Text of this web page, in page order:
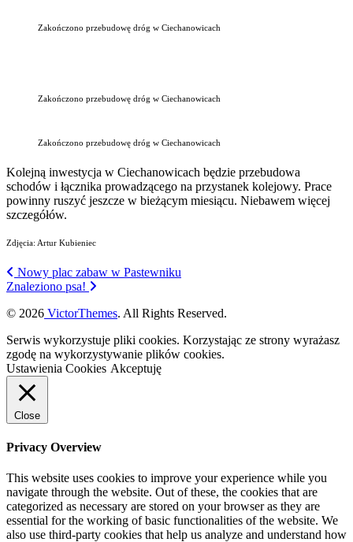
Zakończono przebudowę dróg w Ciechanowicach
Zakończono przebudowę dróg w Ciechanowicach
Zakończono przebudowę dróg w Ciechanowicach
Kolejną inwestycja w Ciechanowicach będzie przebudowa
schodów i łącznika prowadzącego na przystanek kolejowy. Prace
powinny ruszyć jeszcze w bieżącym miesiącu. Niebawem więcej
szczegółów.
Zdjęcia: Artur Kubieniec
Nowy plac zabaw w Pastewniku
Znaleziono psa!
© 2026 VictorThemes. All Rights Reserved.
Serwis wykorzystuje pliki cookies. Korzystając ze strony wyrażasz
zgodę na wykorzystywanie plików cookies.
Ustawienia Cookies Akceptuję
Close
Privacy Overview
This website uses cookies to improve your experience while you
navigate through the website. Out of these, the cookies that are
categorized as necessary are stored on your browser as they are
essential for the working of basic functionalities of the website. We
also use third-party cookies that help us analyze and understand how